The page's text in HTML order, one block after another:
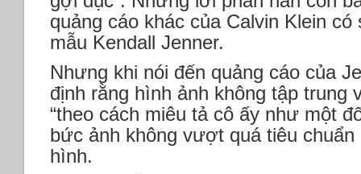
quảng cáo khác của Calvin Klein
mẫu Kendall Jenner.
Nhưng khi nói đến quảng cáo của
định rằng hình ảnh không tập trung
“theo cách miêu tả cô ấy như một
bức ảnh không vượt quá tiêu
hình.